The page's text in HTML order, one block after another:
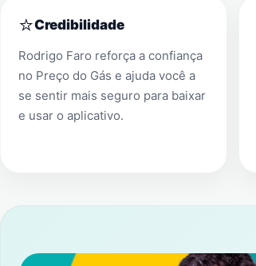
⭐Credibilidade
Rodrigo Faro reforça a confiança
no Preço do Gás e ajuda você a
se sentir mais seguro para baixar
e usar o aplicativo.